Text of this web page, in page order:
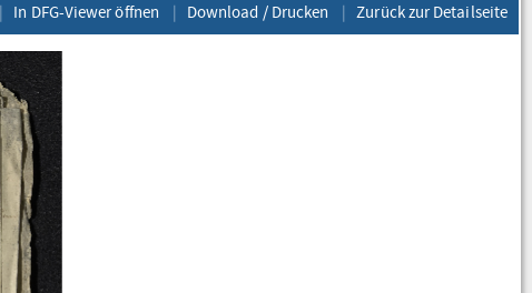
In DFG-Viewer öffnen Download / Drucken Zurück zur Detailseite